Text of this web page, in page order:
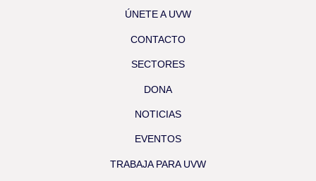
ÚNETE A UVW
CONTACTO
SECTORES
DONA
NOTICIAS
EVENTOS
TRABAJA PARA UVW